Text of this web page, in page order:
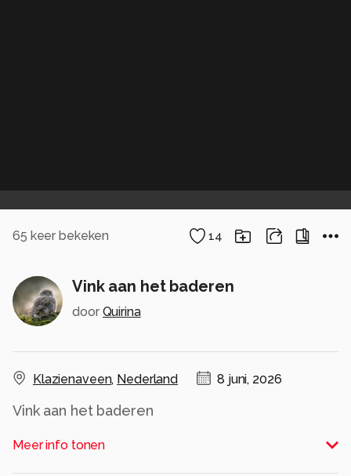
65 keer bekeken 14
Vink aan het baderen
door Quirina
Klazienaveen, Nederland 8 juni, 2026
Vink aan het baderen
Alle rechten voorbehouden
Meer info tonen